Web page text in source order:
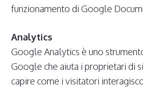
funzionamento di Google
Analytics
Google Analytics è uno
Google che aiuta i proprietari di
capire come i visitatori